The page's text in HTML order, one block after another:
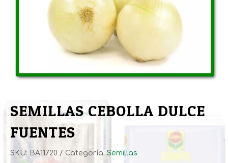
SEMILLAS CEBOLLA DULCE
FUENTES
SKU: BA11720 Categoría: Semillas